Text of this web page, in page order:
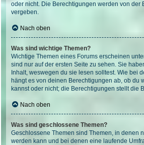
oder nicht. Die Berechtigungen werden von der
vergeben.
Nach oben
Was sind wichtige Themen?
Wichtige Themen eines Forums erscheinen
sind nur auf der ersten Seite zu sehen. Sie
Inhalt, weswegen du sie lesen solltest. Wie bei
hängt es von deinen Berechtigungen ab, ob du
kannst oder nicht; die Berechtigungen stellt die
Nach oben
Was sind geschlossene Themen?
Geschlossene Themen sind Themen, in denen
werden kann und bei denen eine laufende